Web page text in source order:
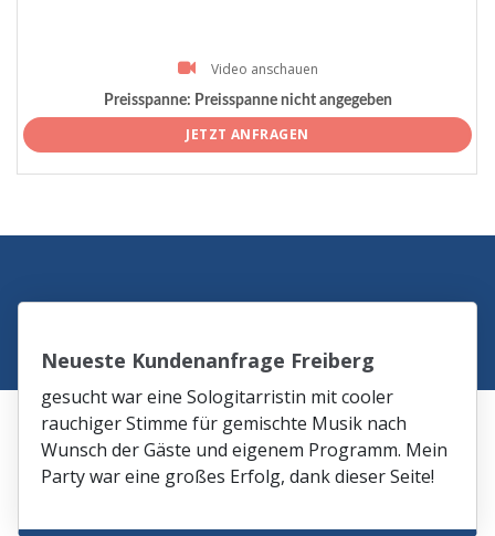
Video anschauen
Preisspanne: Preisspanne nicht angegeben
JETZT ANFRAGEN
Neueste Kundenanfrage Freiberg
gesucht war eine Sologitarristin mit cooler
rauchiger Stimme für gemischte Musik nach
Wunsch der Gäste und eigenem Programm. Mein
Party war eine großes Erfolg, dank dieser Seite!